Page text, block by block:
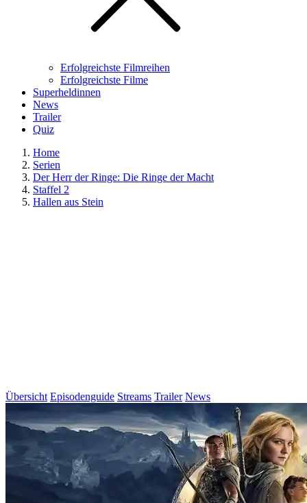
Erfolgreichste Filmreihen
Erfolgreichste Filme
Superheldinnen
News
Trailer
Quiz
Home
Serien
Der Herr der Ringe: Die Ringe der Macht
Staffel 2
Hallen aus Stein
Übersicht Episodenguide Streams Trailer News